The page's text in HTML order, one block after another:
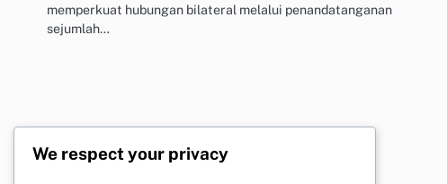
memperkuat hubungan bilateral melalui penandatanganan
sejumlah…
We respect your privacy